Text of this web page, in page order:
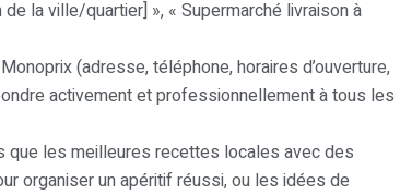
la ville/quartier] », « Supermarché livraison à
(adresse, téléphone, horaires d’ouverture,
activement et professionnellement à tous les
que les meilleures recettes locales avec des
organiser un apéritif réussi, ou les idées de